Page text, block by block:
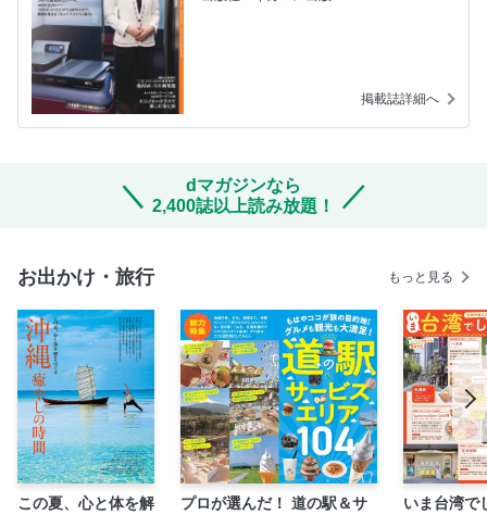
掲載誌詳細へ
dマガジンなら
2,400誌以上読み放題！
お出かけ・旅行 もっと見る
この夏、心と体を解
プロが選んだ！ 道の駅＆サ
いま台湾で